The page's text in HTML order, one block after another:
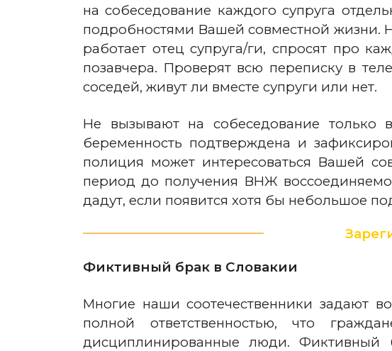
на собеседование каждого супруга
подробностями Вашей совместной жизни.
работает отец супруга/ги, спросят про
позавчера. Проверят всю переписку в
соседей, живут ли вместе супруги или нет.
Не вызывают на собеседование только
беременность подтверждена и
полиция может интересоваться Вашей
период до получения ВНЖ
дадут, если появится хотя бы небольшое
Фиктивный брак в Словакии
Многие наши соотечественники задают
полной ответственностью, что
дисциплинированные люди. Фиктивный